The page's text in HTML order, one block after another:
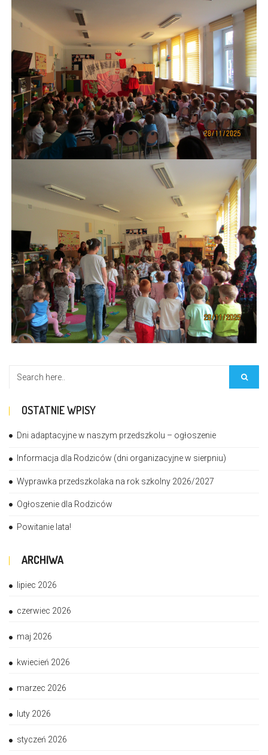
OSTATNIE WPISY
Dni adaptacyjne w naszym przedszkolu – ogłoszenie
Informacja dla Rodziców (dni organizacyjne w sierpniu)
Wyprawka przedszkolaka na rok szkolny 2026/2027
Ogłoszenie dla Rodziców
Powitanie lata!
ARCHIWA
lipiec 2026
czerwiec 2026
maj 2026
kwiecień 2026
marzec 2026
luty 2026
styczeń 2026